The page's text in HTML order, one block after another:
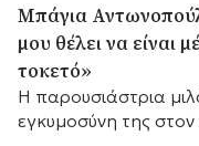
Μπάγια
μου θέλει να είναι
τοκετό»
Η παρουσιάστρια
εγκυμοσύνη της